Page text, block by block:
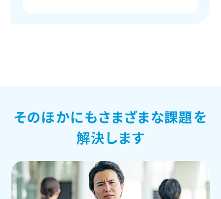
そのほかにもさまざまな課題を
解決します